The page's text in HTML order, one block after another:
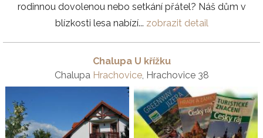
rodinnou dovolenou nebo setkání přátel? Náš dům v
blízkosti lesa nabízí... zobrazit detail
Chalupa U křížku
Chalupa Hrachovice, Hrachovice 38